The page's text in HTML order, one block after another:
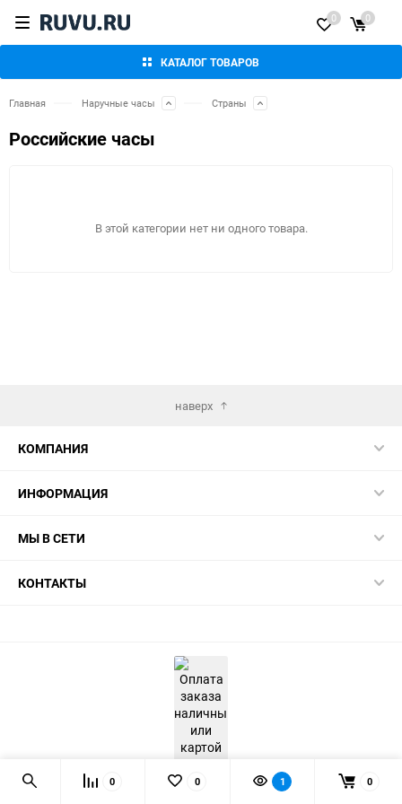
КАТАЛОГ ТОВАРОВ
0 0
Главная Наручные часы Страны
Российские часы
В этой категории нет ни одного товара.
наверх
КОМПАНИЯ
ИНФОРМАЦИЯ
МЫ В СЕТИ
КОНТАКТЫ
0 0 1 0